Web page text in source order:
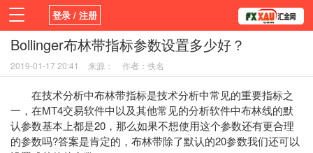
登录 / 注册
首页 活动 新闻 学院
Bollinger布林带指标参数设置多少好？
2019-01-17 20:41 来源： 作者：佚名
在技术分析中布林带指标是技术分析中常见的重要指标之
一，在MT4交易软件中以及其他常见的分析软件中布林线的默
认参数基本上都是20，那么如果不想使用这个参数还有更合理
的参数吗?答案是肯定的，布林带除了默认的20参数我们还可以